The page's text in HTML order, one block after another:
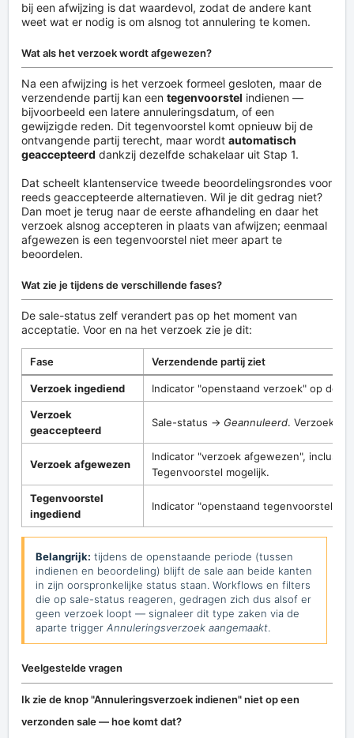
bij een afwijzing is dat waardevol, zodat de andere kant
weet wat er nodig is om alsnog tot annulering te komen.
Wat als het verzoek wordt afgewezen?
Na een afwijzing is het verzoek formeel gesloten, maar de
verzendende partij kan een tegenvoorstel indienen —
bijvoorbeeld een latere annuleringsdatum, of een
gewijzigde reden. Dit tegenvoorstel komt opnieuw bij de
ontvangende partij terecht, maar wordt automatisch
geaccepteerd dankzij dezelfde schakelaar uit Stap 1.
Dat scheelt klantenservice tweede beoordelingsrondes voor
reeds geaccepteerde alternatieven. Wil je dit gedrag niet?
Dan moet je terug naar de eerste afhandeling en daar het
verzoek alsnog accepteren in plaats van afwijzen; eenmaal
afgewezen is een tegenvoorstel niet meer apart te
beoordelen.
Wat zie je tijdens de verschillende fases?
De sale-status zelf verandert pas op het moment van
acceptatie. Voor en na het verzoek zie je dit:
Fase Verzendende partij ziet
Verzoek ingediend Indicator "openstaand verzoek" op de
Verzoek
geaccepteerd
Sale-status → Geannuleerd. Verzoek
Verzoek afgewezen
Indicator "verzoek afgewezen",
Tegenvoorstel mogelijk.
Tegenvoorstel
ingediend
Indicator "openstaand tegenvoorstel".
Belangrijk: tijdens de openstaande periode (tussen
indienen en beoordeling) blijft de sale aan beide kanten
in zijn oorspronkelijke status staan. Workflows en filters
die op sale-status reageren, gedragen zich dus alsof er
geen verzoek loopt — signaleer dit type zaken via de
aparte trigger Annuleringsverzoek aangemaakt.
Veelgestelde vragen
Ik zie de knop "Annuleringsverzoek indienen" niet op een
verzonden sale — hoe komt dat?